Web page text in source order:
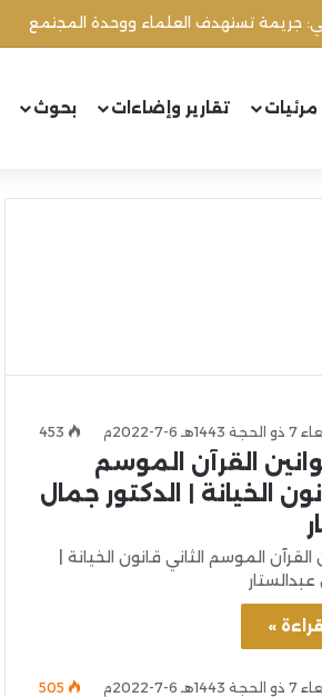
جريمة تستهدف العلماء ووحدة المجتمع
مرئيات تقارير وإضاءات بحوث
1443هـ 6-7-2022م 453
القرآن الموسم
الخيانة | الدكتور جمال
القرآن الموسم الثاني قانون الخيانة |
»
1443هـ 6-7-2022م 505